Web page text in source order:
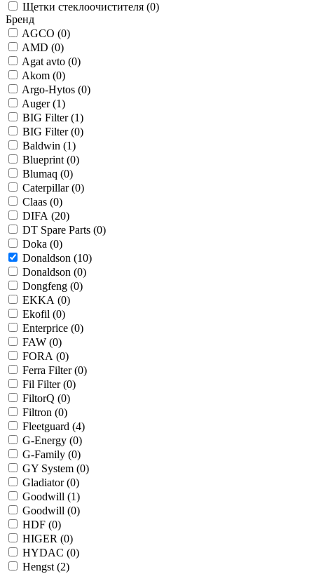
Щетки стеклоочистителя (0)
Бренд
AGCO (0)
AMD (0)
Agat avto (0)
Akom (0)
Argo-Hytos (0)
Auger (1)
BIG Filter (1)
BIG Filter (0)
Baldwin (1)
Blueprint (0)
Blumaq (0)
Caterpillar (0)
Claas (0)
DIFA (20)
DT Spare Parts (0)
Doka (0)
Donaldson (10)
Donaldson (0)
Dongfeng (0)
EKKA (0)
Ekofil (0)
Enterprice (0)
FAW (0)
FORA (0)
Ferra Filter (0)
Fil Filter (0)
FiltorQ (0)
Filtron (0)
Fleetguard (4)
G-Energy (0)
G-Family (0)
GY System (0)
Gladiator (0)
Goodwill (1)
Goodwill (0)
HDF (0)
HIGER (0)
HYDAC (0)
Hengst (2)